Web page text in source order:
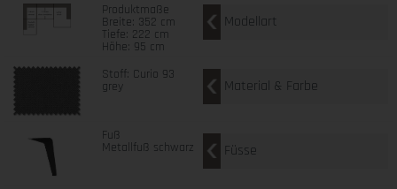
Produktmaße
Breite: 352 cm
Tiefe: 222 cm
Höhe: 95 cm
Modellart
Stoff: Curio 93
grey Material & Farbe
Fuß
Metallfuß schwarz Füsse